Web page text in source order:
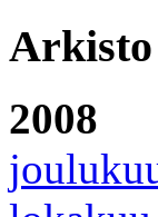
Arkisto
2008